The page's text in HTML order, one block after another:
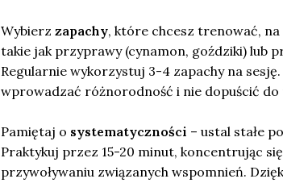
Wybierz zapachy, które chcesz trenować,
takie jak przyprawy (cynamon, goździki) lub
Regularnie wykorzystuj 3-4 zapachy na
wprowadzać różnorodność i nie dopuścić do
Pamiętaj o systematyczności – ustal stałe
Praktykuj przez 15-20 minut, koncentrując
przywoływaniu związanych wspomnień.